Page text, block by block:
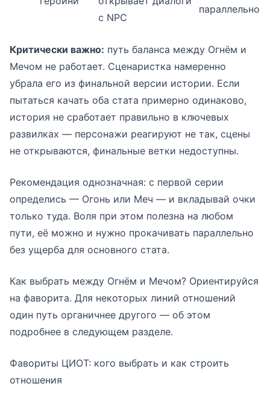
с NPC
параллельно
Критически важно: путь баланса между Огнём и
Мечом не работает. Сценаристка намеренно
убрала его из финальной версии истории. Если
пытаться качать оба стата примерно одинаково,
история не сработает правильно в ключевых
развилках — персонажи реагируют не так, сцены
не открываются, финальные ветки недоступны.
Рекомендация однозначная: с первой серии
определись — Огонь или Меч — и вкладывай очки
только туда. Воля при этом полезна на любом
пути, её можно и нужно прокачивать параллельно
без ущерба для основного стата.
Как выбрать между Огнём и Мечом? Ориентируйся
на фаворита. Для некоторых линий отношений
один путь органичнее другого — об этом
подробнее в следующем разделе.
Фавориты ЦИОТ: кого выбрать и как строить
отношения